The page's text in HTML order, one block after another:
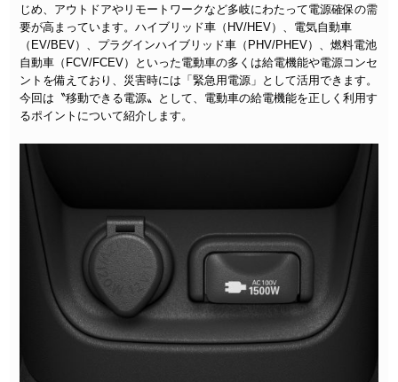
じめ、アウトドアやリモートワークなど多岐にわたって電源確保の需
要が高まっています。ハイブリッド車（HV/HEV）、電気自動車
（EV/BEV）、プラグインハイブリッド車（PHV/PHEV）、燃料電池
自動車（FCV/FCEV）といった電動車の多くは給電機能や電源コンセ
ントを備えており、災害時には「緊急用電源」として活用できます。
今回は〝移動できる電源〟として、電動車の給電機能を正しく利用す
るポイントについて紹介します。